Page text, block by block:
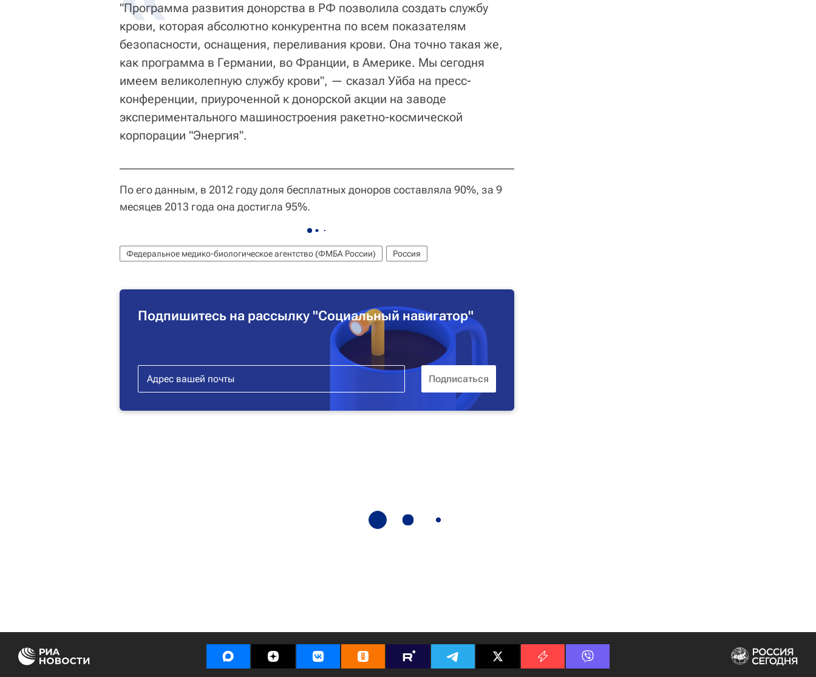
"Программа развития донорства в РФ позволила создать службу
крови, которая абсолютно конкурентна по всем показателям
безопасности, оснащения, переливания крови. Она точно такая же,
как программа в Германии, во Франции, в Америке. Мы сегодня
имеем великолепную службу крови", — сказал Уйба на пресс-
конференции, приуроченной к донорской акции на заводе
экспериментального машиностроения ракетно-космической
корпорации "Энергия".
По его данным, в 2012 году доля бесплатных доноров составляла 90%, за 9
месяцев 2013 года она достигла 95%.
Федеральное медико-биологическое агентство (ФМБА России) Россия
Подпишитесь на рассылку "Социальный навигатор"